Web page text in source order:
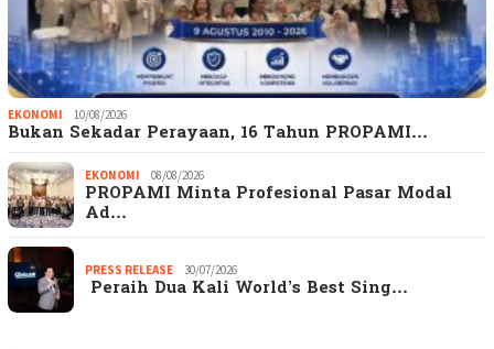
EKONOMI 10/08/2026
Bukan Sekadar Perayaan, 16 Tahun PROPAMI…
EKONOMI 08/08/2026
PROPAMI Minta Profesional Pasar Modal
Ad…
PRESS RELEASE 30/07/2026
Peraih Dua Kali World’s Best Sing…